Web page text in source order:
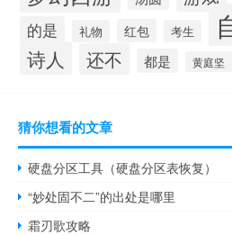
的是 礼物 红包 考生
诗人 还不 都是 黄庭坚
猜你想看的文章
硬盘分区工具（硬盘分区表恢复）
“妙处固不二”的出处是哪里
霜刃歌攻略